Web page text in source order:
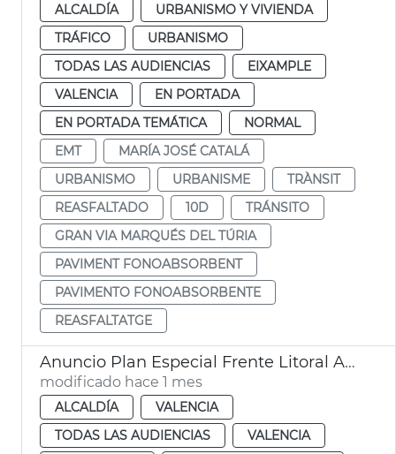
ALCALDÍA
URBANISMO Y VIVIENDA
TRÁFICO
URBANISMO
TODAS LAS AUDIENCIAS
EIXAMPLE
VALENCIA
EN PORTADA
EN PORTADA TEMÁTICA
NORMAL
EMT
MARÍA JOSÉ CATALÁ
URBANISMO
URBANISME
TRÀNSIT
REASFALTADO
10D
TRÁNSITO
GRAN VIA MARQUÉS DEL TÚRIA
PAVIMENT FONOABSORBENT
PAVIMENTO FONOABSORBENTE
REASFALTATGE
Anuncio Plan Especial Frente Litoral Ayuntamiento València
modificado hace 1 mes
ALCALDÍA
VALENCIA
TODAS LAS AUDIENCIAS
VALENCIA